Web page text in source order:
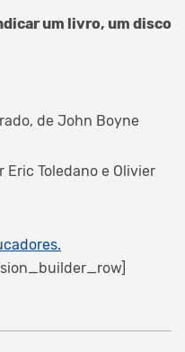
um livro, um disco
de John Boyne
Toledano e Olivier